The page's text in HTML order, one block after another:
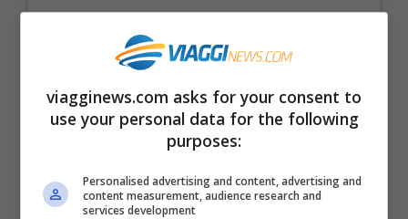
viagginews.com asks for your consent to
use your personal data for the following
purposes:
Personalised advertising and content, advertising and
content measurement, audience research and
services development